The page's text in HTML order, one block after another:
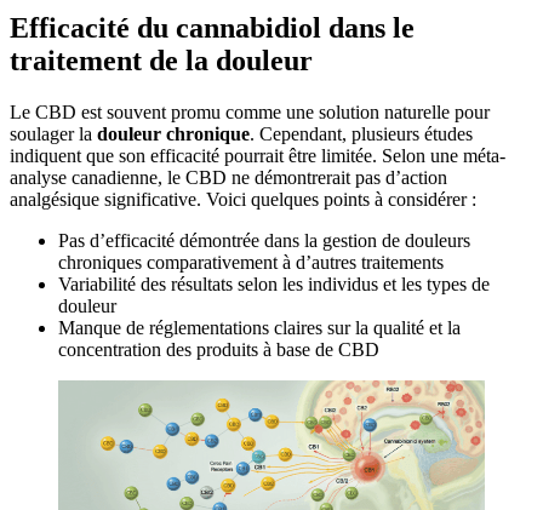
Efficacité du cannabidiol dans le
traitement de la douleur
Le CBD est souvent promu comme une solution naturelle pour
soulager la douleur chronique. Cependant, plusieurs études
indiquent que son efficacité pourrait être limitée. Selon une méta-
analyse canadienne, le CBD ne démontrerait pas d’action
analgésique significative. Voici quelques points à considérer :
Pas d’efficacité démontrée dans la gestion de douleurs
chroniques comparativement à d’autres traitements
Variabilité des résultats selon les individus et les types de
douleur
Manque de réglementations claires sur la qualité et la
concentration des produits à base de CBD